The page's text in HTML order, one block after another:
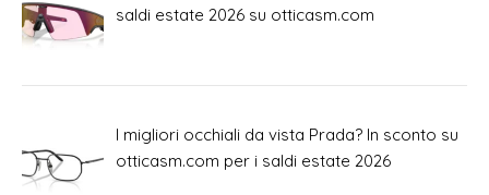
saldi estate 2026 su otticasm.com
I migliori occhiali da vista Prada? In sconto su
otticasm.com per i saldi estate 2026